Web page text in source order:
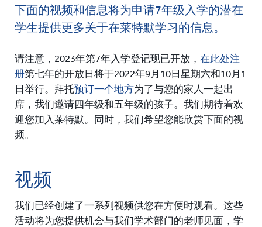
下面的视频和信息将为申请7年级入学的潜在
学生提供更多关于在莱特默学习的信息。
请注意，2023年第7年入学登记现已开放， 在此处注
册第七年的开放日将于2022年9月10日星期六和10月1
日举行。 拜托预订一个地方为了与您的家人一起出
席，我们邀请四年级和五年级的孩子。 我们期待着欢
迎您加入莱特默。 同时，我们希望您能欣赏下面的视
频。
视频
我们已经创建了一系列视频供您在方便时观看。 这些
活动将为您提供机会与我们学术部门的老师见面，学